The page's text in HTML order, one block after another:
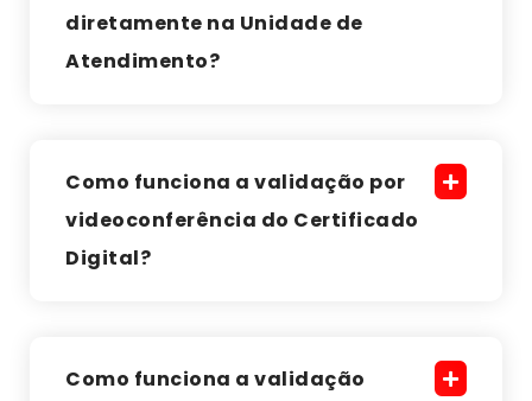
diretamente na Unidade de
Atendimento?
Como funciona a validação por
videoconferência do Certificado
Digital?
Como funciona a validação